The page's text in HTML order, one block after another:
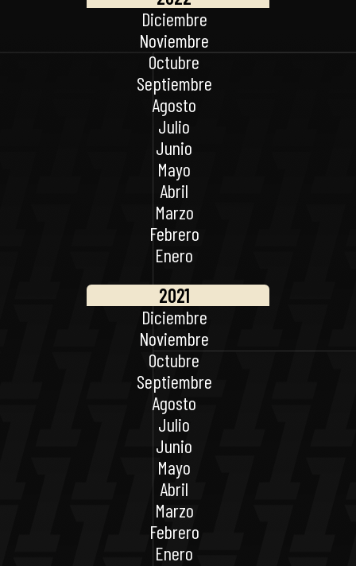
Diciembre
Noviembre
Octubre
Septiembre
Agosto
Julio
Junio
Mayo
Abril
Marzo
Febrero
Enero
2021
Diciembre
Noviembre
Octubre
Septiembre
Agosto
Julio
Junio
Mayo
Abril
Marzo
Febrero
Enero